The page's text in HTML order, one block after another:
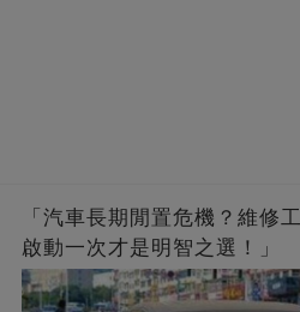
「汽車長期閒置危機？維修
啟動一次才是明智之選！」